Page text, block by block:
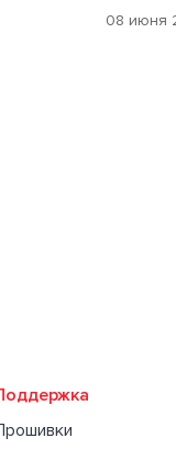
08 июня